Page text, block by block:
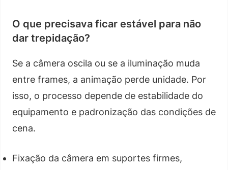
O que precisava ficar estável para não
dar trepidação?
Se a câmera oscila ou se a iluminação muda
entre frames, a animação perde unidade. Por
isso, o processo depende de estabilidade do
equipamento e padronização das condições de
cena.
Fixação da câmera em suportes firmes,